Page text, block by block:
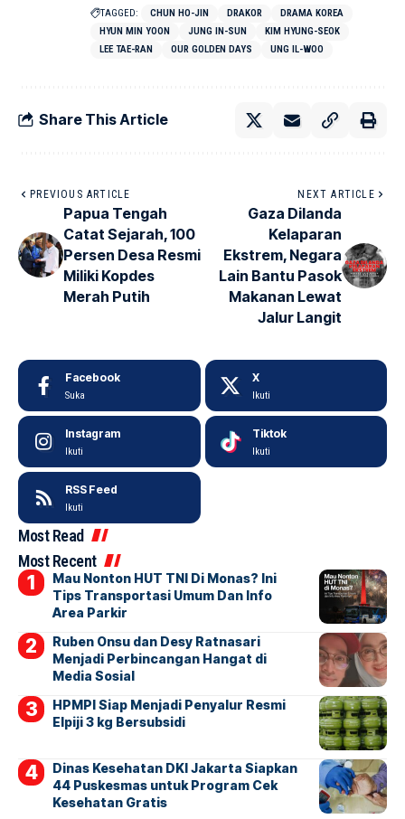
TAGGED: CHUN HO-JIN DRAKOR
DRAMA KOREA
HYUN MIN YOON
JUNG IN-SUN
KIM HYUNG-SEOK
LEE TAE-RAN
OUR GOLDEN DAYS UNG IL-WOO
Share This Article
PREVIOUS ARTICLE
Papua Tengah
Catat Sejarah, 100
Persen Desa Resmi
Miliki Kopdes
Merah Putih
NEXT ARTICLE
Gaza Dilanda
Kelaparan
Ekstrem, Negara
Lain Bantu Pasok
Makanan Lewat
Jalur Langit
Facebook
Suka
X
Ikuti
Instagram
Ikuti
Tiktok
Ikuti
RSS Feed
Ikuti
Most Read
Most Recent
Mau Nonton HUT TNI Di Monas? Ini
Tips Transportasi Umum Dan Info
Area Parkir
Ruben Onsu dan Desy Ratnasari
Menjadi Perbincangan Hangat di
Media Sosial
HPMPI Siap Menjadi Penyalur Resmi
Elpiji 3 kg Bersubsidi
Dinas Kesehatan DKI Jakarta Siapkan
44 Puskesmas untuk Program Cek
Kesehatan Gratis